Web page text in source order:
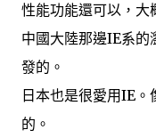
性能功能還可以，大
中國大陸那邊IE系的
發的。
日本也是很愛用IE
的。